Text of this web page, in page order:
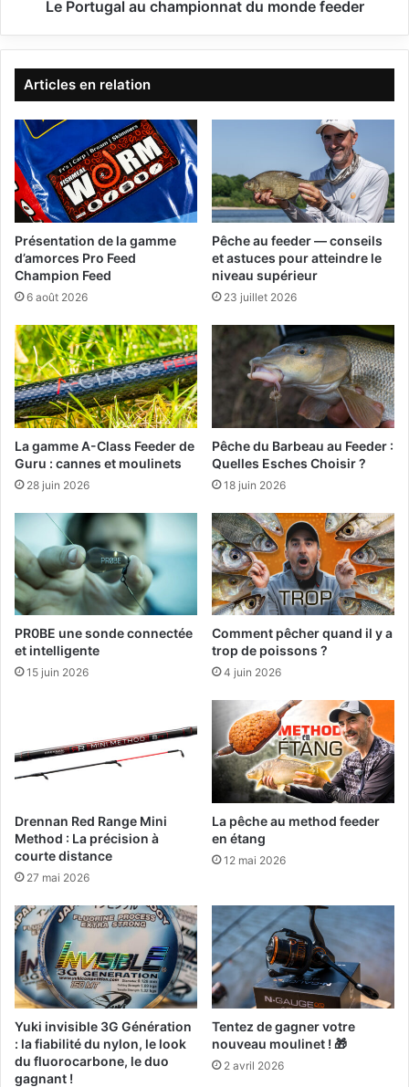
m
o
d
e
f
e
d
e
r
a
m
i
o
n
a
t
d
u
o
n
d
e
f
e
e
d
e
Le Portugal au championnat du monde feeder
Articles en relation
Présentation de la gamme
d’amorces Pro Feed
Champion Feed
6 août 2026
Pêche au feeder — conseils
et astuces pour atteindre le
niveau supérieur
23 juillet 2026
La gamme A-Class Feeder de
Guru : cannes et moulinets
28 juin 2026
Pêche du Barbeau au Feeder :
Quelles Esches Choisir ?
18 juin 2026
PR0BE une sonde connectée
et intelligente
15 juin 2026
Comment pêcher quand il y a
trop de poissons ?
4 juin 2026
Drennan Red Range Mini
Method : La précision à
courte distance
27 mai 2026
La pêche au method feeder
en étang
12 mai 2026
Yuki invisible 3G Génération
: la fiabilité du nylon, le look
du fluorocarbone, le duo
gagnant !
Tentez de gagner votre
nouveau moulinet ! 🎁
2 avril 2026